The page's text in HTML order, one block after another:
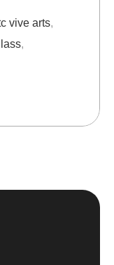
vive arts,
,